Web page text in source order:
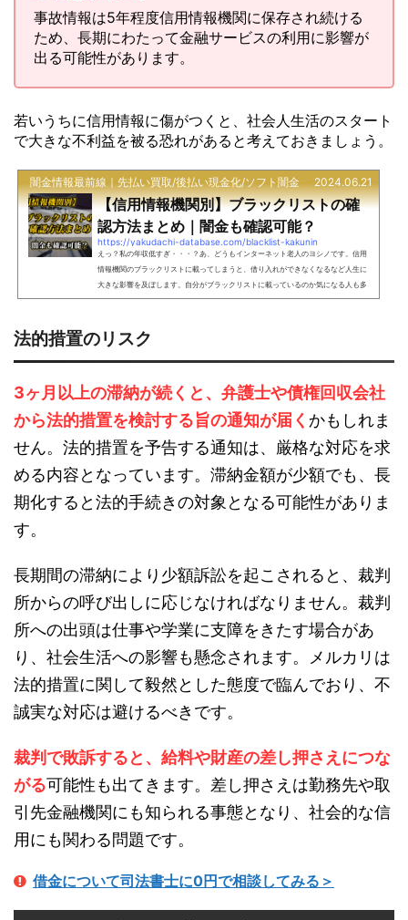
事故情報は5年程度信用情報機関に保存され続ける
ため、長期にわたって金融サービスの利用に影響が
出る可能性があります。
若いうちに信用情報に傷がつくと、社会人生活のスタート
で大きな不利益を被る恐れがあると考えておきましょう。
闇金情報最前線｜先払い買取/後払い現金化/ソフト闇金 2024.06.21
【信用情報機関別】ブラックリストの確
認方法まとめ｜闇金も確認可能？
https://yakudachi-database.com/blacklist-kakunin
えっ？私の年収低すぎ・・・？あ、どうもインターネット老人のヨシノです。信用
情報機関のブラックリストに載ってしまうと、借り入れができなくなるなど人生に
大きな影響を及ぼします。自分がブラックリストに載っているのか気になる人も多
いはず。でも大丈夫です。信用情報機関ごとのブラックリスト確認方法や、万が一
のチェック方法と対策もバッチリ伝授します。自分が金融ブラックか気になる人に
は役立つ内容ですので、ぜひ参考にしてください。ブラッ...
法的措置のリスク
3ヶ月以上の滞納が続くと、弁護士や債権回収会社
から法的措置を検討する旨の通知が届く かもしれま
せん。法的措置を予告する通知は、厳格な対応を求
める内容となっています。滞納金額が少額でも、長
期化すると法的手続きの対象となる可能性がありま
す。
長期間の滞納により少額訴訟を起こされると、裁判
所からの呼び出しに応じなければなりません。裁判
所への出頭は仕事や学業に支障をきたす場合があ
り、社会生活への影響も懸念されます。メルカリは
法的措置に関して毅然とした態度で臨んでおり、不
誠実な対応は避けるべきです。
裁判で敗訴すると、給料や財産の差し押さえにつな
がる可能性も出てきます。差し押さえは勤務先や取
引先金融機関にも知られる事態となり、社会的な信
用にも関わる問題です。
借金について司法書士に0円で相談してみる＞